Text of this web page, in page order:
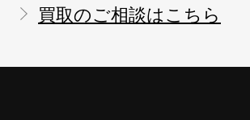
買取のご相談はこちら